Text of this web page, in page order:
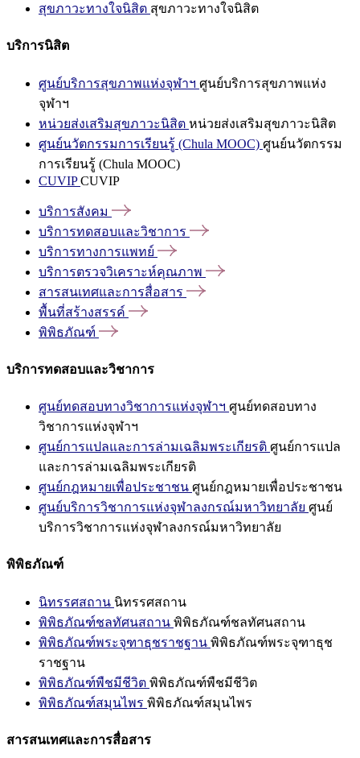
สุขภาวะทางใจนิสิต สุขภาวะทางใจนิสิต
บริการนิสิต
ศูนย์บริการสุขภาพแห่งจุฬาฯ ศูนย์บริการสุขภาพแห่ง
จุฬาฯ
หน่วยส่งเสริมสุขภาวะนิสิต หน่วยส่งเสริมสุขภาวะนิสิต
ศูนย์นวัตกรรมการเรียนรู้ (Chula MOOC) ศูนย์นวัตกรรม
การเรียนรู้ (Chula MOOC)
CUVIPCUVIP
บริการสังคม
บริการทดสอบและวิชาการ
บริการทางการแพทย์
บริการตรวจวิเคราะห์คุณภาพ
สารสนเทศและการสื่อสาร
พื้นที่สร้างสรรค์
พิพิธภัณฑ์
บริการทดสอบและวิชาการ
ศูนย์ทดสอบทางวิชาการแห่งจุฬาฯ ศูนย์ทดสอบทาง
วิชาการแห่งจุฬาฯ
ศูนย์การแปลและการล่ามเฉลิมพระเกียรติ ศูนย์การแปล
และการล่ามเฉลิมพระเกียรติ
ศูนย์กฎหมายเพื่อประชาชน ศูนย์กฎหมายเพื่อประชาชน
ศูนย์บริการวิชาการแห่งจุฬาลงกรณ์มหาวิทยาลัย ศูนย์
บริการวิชาการแห่งจุฬาลงกรณ์มหาวิทยาลัย
พิพิธภัณฑ์
นิทรรศสถาน นิทรรศสถาน
พิพิธภัณฑ์ชลทัศนสถาน พิพิธภัณฑ์ชลทัศนสถาน
พิพิธภัณฑ์พระจุฑาธุชราชฐาน พิพิธภัณฑ์พระจุฑาธุช
ราชฐาน
พิพิธภัณฑ์พืชมีชีวิต พิพิธภัณฑ์พืชมีชีวิต
พิพิธภัณฑ์สมุนไพร พิพิธภัณฑ์สมุนไพร
สารสนเทศและการสื่อสาร